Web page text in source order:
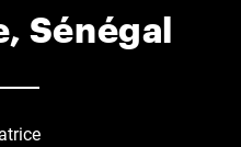
Sénégal